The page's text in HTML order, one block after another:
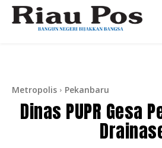
Metropolis Pekanbaru
Dinas PUPR Gesa